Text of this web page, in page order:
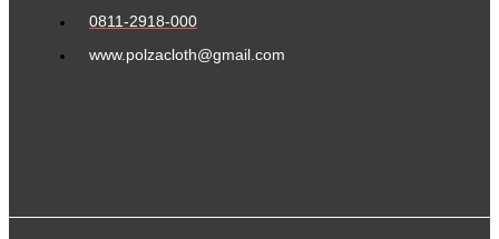
0811-2918-000
www.polzacloth@gmail.com